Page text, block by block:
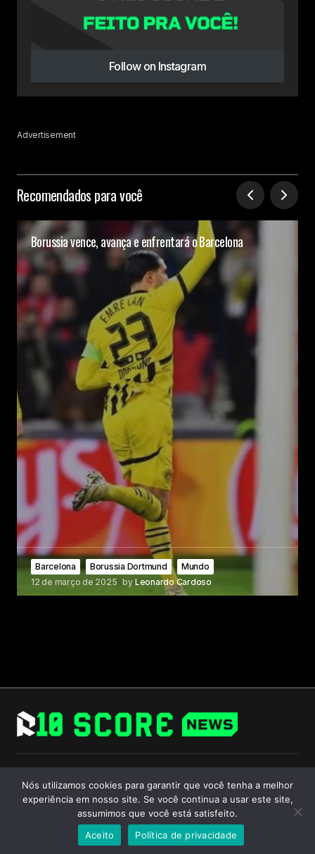
Follow on Instagram
Advertisement
Recomendados para você
Borussia vence, avança e enfrentará o Barcelona
Barcelona Borussia Dortmund
Mundo
12 de março de 2025 by Leonardo Cardoso
Follow Us
© 2024 R10 Score. All Rights Reserved.
Nós utilizamos cookies para garantir que você tenha a melhor
experiência em nosso site. Se você continua a usar este site,
assumimos que você está satisfeito.
Aceito
Política de privacidade